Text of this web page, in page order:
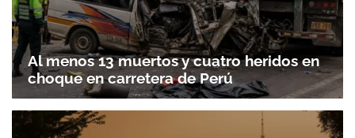
Al menos 13 muertos y cuatro heridos en
choque en carretera de Perú